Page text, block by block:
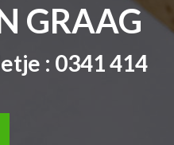
GRAAG
: 0341 414